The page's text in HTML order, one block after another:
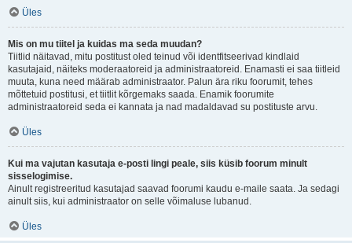
Üles
Mis on mu tiitel ja kuidas ma seda muudan?
Tiitlid näitavad, mitu postitust oled teinud või identfitseerivad kindlaid
kasutajaid, näiteks moderaatoreid ja administraatoreid. Enamasti ei saa tiitleid
muuta, kuna need määrab administraator. Palun ära riku foorumit, tehes
mõttetuid postitusi, et tiitlit kõrgemaks saada. Enamik foorumite
administraatoreid seda ei kannata ja nad madaldavad su postituste arvu.
Üles
Kui ma vajutan kasutaja e-posti lingi peale, siis küsib foorum minult
sisselogimise.
Ainult registreeritud kasutajad saavad foorumi kaudu e-maile saata. Ja sedagi
ainult siis, kui administraator on selle võimaluse lubanud.
Üles